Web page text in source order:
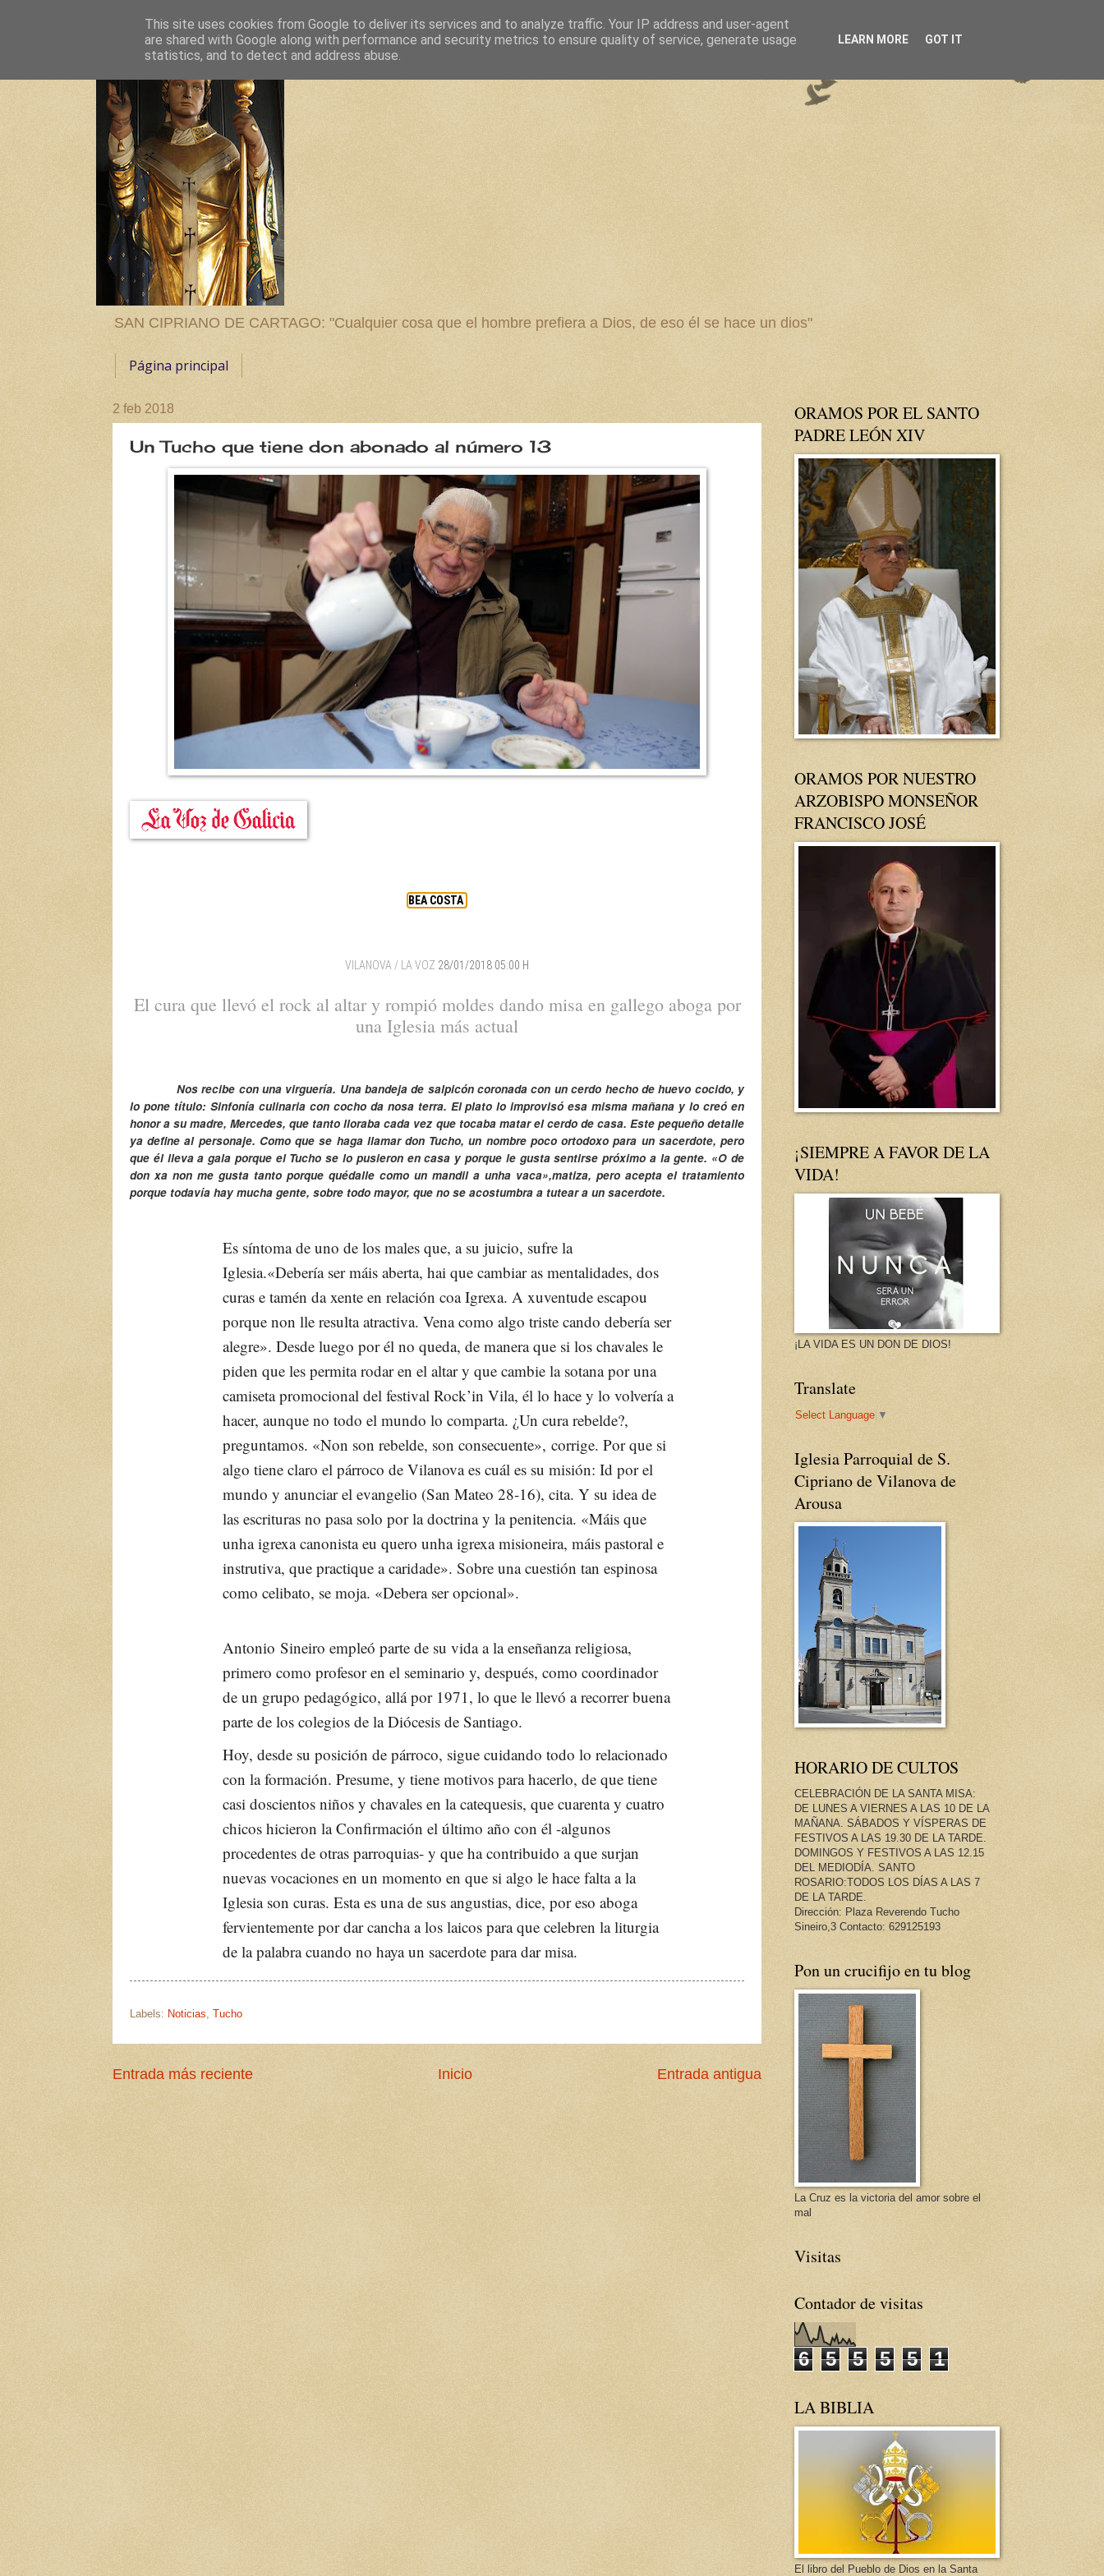
SAN CIPRIANO DE CARTAGO: "Cualquier cosa que el hombre prefiera a Dios, de eso él se hace un dios"
Página principal
2 feb 2018
Un Tucho que tiene don abonado al número 13
BEA COSTA
VILANOVA / LA VOZ 28/01/2018 05:00 H
El cura que llevó el rock al altar y rompió moldes dando misa en gallego aboga por
una Iglesia más actual
Nos recibe con una virguería. Una bandeja de salpicón coronada con un cerdo hecho de huevo cocido, y
lo pone título: Sinfonía culinaria con cocho da nosa terra. El plato lo improvisó esa misma mañana y lo creó en
honor a su madre, Mercedes, que tanto lloraba cada vez que tocaba matar el cerdo de casa. Este pequeño detalle
ya define al personaje. Como que se haga llamar don Tucho, un nombre poco ortodoxo para un sacerdote, pero
que él lleva a gala porque el Tucho se lo pusieron en casa y porque le gusta sentirse próximo a la gente. «O de
don xa non me gusta tanto porque quédalle como un mandil a unha vaca»,matiza, pero acepta el tratamiento
porque todavía hay mucha gente, sobre todo mayor, que no se acostumbra a tutear a un sacerdote.
Es síntoma de uno de los males que, a su juicio, sufre la
Iglesia.«Debería ser máis aberta, hai que cambiar as mentalidades, dos
curas e tamén da xente en relación coa Igrexa. A xuventude escapou
porque non lle resulta atractiva. Vena como algo triste cando debería ser
alegre». Desde luego por él no queda, de manera que si los chavales le
piden que les permita rodar en el altar y que cambie la sotana por una
camiseta promocional del festival Rock’in Vila, él lo hace y lo volvería a
hacer, aunque no todo el mundo lo comparta. ¿Un cura rebelde?,
preguntamos. «Non son rebelde, son consecuente»,corrige. Por que si
algo tiene claro el párroco de Vilanova es cuál es su misión: Id por el
mundo y anunciar el evangelio (San Mateo 28-16), cita. Y su idea de
las escrituras no pasa solo por la doctrina y la penitencia. «Máis que
unha igrexa canonista eu quero unha igrexa misioneira, máis pastoral e
instrutiva, que practique a caridade». Sobre una cuestión tan espinosa
como celibato, se moja. «Debera ser opcional».
Antonio Sineiro empleó parte de su vida a la enseñanza religiosa,
primero como profesor en el seminario y, después, como coordinador
de un grupo pedagógico, allá por 1971, lo que le llevó a recorrer buena
parte de los colegios de la Diócesis de Santiago.
Hoy, desde su posición de párroco, sigue cuidando todo lo relacionado
con la formación. Presume, y tiene motivos para hacerlo, de que tiene
casi doscientos niños y chavales en la catequesis, que cuarenta y cuatro
chicos hicieron la Confirmación el último año con él -algunos
procedentes de otras parroquias- y que ha contribuido a que surjan
nuevas vocaciones en un momento en que si algo le hace falta a la
Iglesia son curas. Esta es una de sus angustias, dice, por eso aboga
fervientemente por dar cancha a los laicos para que celebren la liturgia
de la palabra cuando no haya un sacerdote para dar misa.
Labels: Noticias Tucho
Entrada más reciente Entrada antigua
Inicio
ORAMOS POR EL SANTO
PADRE LEÓN XIV
ORAMOS POR NUESTRO
ARZOBISPO MONSEÑOR
FRANCISCO JOSÉ
¡SIEMPRE A FAVOR DE LA
VIDA!
¡LA VIDA ES UN DON DE DIOS!
Translate
Select Language ▼
Iglesia Parroquial de S.
Cipriano de Vilanova de
Arousa
HORARIO DE CULTOS
CELEBRACIÓN DE LA SANTA MISA:
DE LUNES A VIERNES A LAS 10 DE LA
MAÑANA. SÁBADOS Y VÍSPERAS DE
FESTIVOS A LAS 19.30 DE LA TARDE.
DOMINGOS Y FESTIVOS A LAS 12.15
DEL MEDIODÍA. SANTO
ROSARIO:TODOS LOS DÍAS A LAS 7
DE LA TARDE.
Dirección: Plaza Reverendo Tucho
Sineiro,3 Contacto: 629125193
Pon un crucifijo en tu blog
La Cruz es la victoria del amor sobre el
mal
Visitas
Contador de visitas
6 5 5 5 5 1
LA BIBLIA
El libro del Pueblo de Dios en la Santa
This site uses cookies from Google to deliver its services and to analyze traffic. Your IP address and user-agent
are shared with Google along with performance and security metrics to ensure quality of service, generate usage
statistics, and to detect and address abuse.
LEARN MORE GOT IT